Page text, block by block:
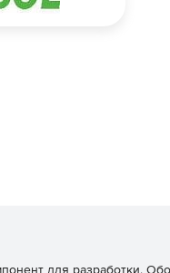
для разработки.